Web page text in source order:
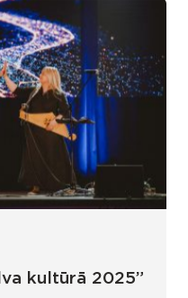
kultūrā 2025”